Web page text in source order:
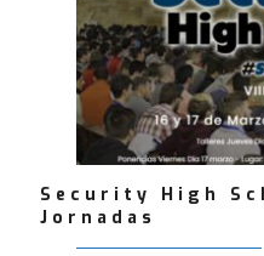
Security High
Jornadas